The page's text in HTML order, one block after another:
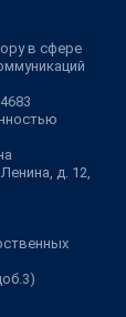
в сфере
д. 12,